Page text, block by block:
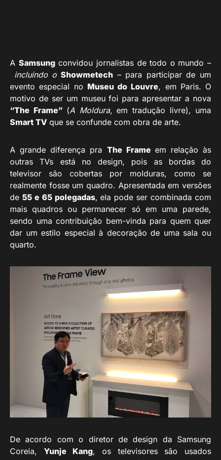
A Samsungconvidou jornalistas de todo o mundo –
incluindo o Showmetech– para participar de um
evento especial no Museu do Louvre, em Paris. O
motivo de ser um museu foi para apresentar a nova
“The Frame” (A Moldura, em tradução livre), uma
Smart TV que se confunde com obra de arte.
A grande diferença pra The Frame em relação às
outras TVs está no design, pois as bordas do
televisor são cobertas por molduras, como se
realmente fosse um quadro. Apresentada em versões
de 55 e 65 polegadas, ela pode ser combinada com
mais quadros ou permanecer só em uma parede,
sendo uma contribuição bem-vinda para quem quer
dar um estilo especial à decoração de uma sala ou
quarto.
De acordo com o diretor de design da Samsung
Coreia, Yunje Kang, os televisores são usados